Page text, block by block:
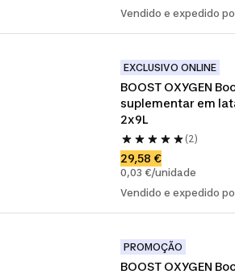
Vendido e expedido
EXCLUSIVO ONLINE
BOOST OXYGEN
suplementar em
2x9L
(2)
29,58 €
0,03 €/unidade
Vendido e expedido
PROMOÇÃO
BOOST OXYGEN